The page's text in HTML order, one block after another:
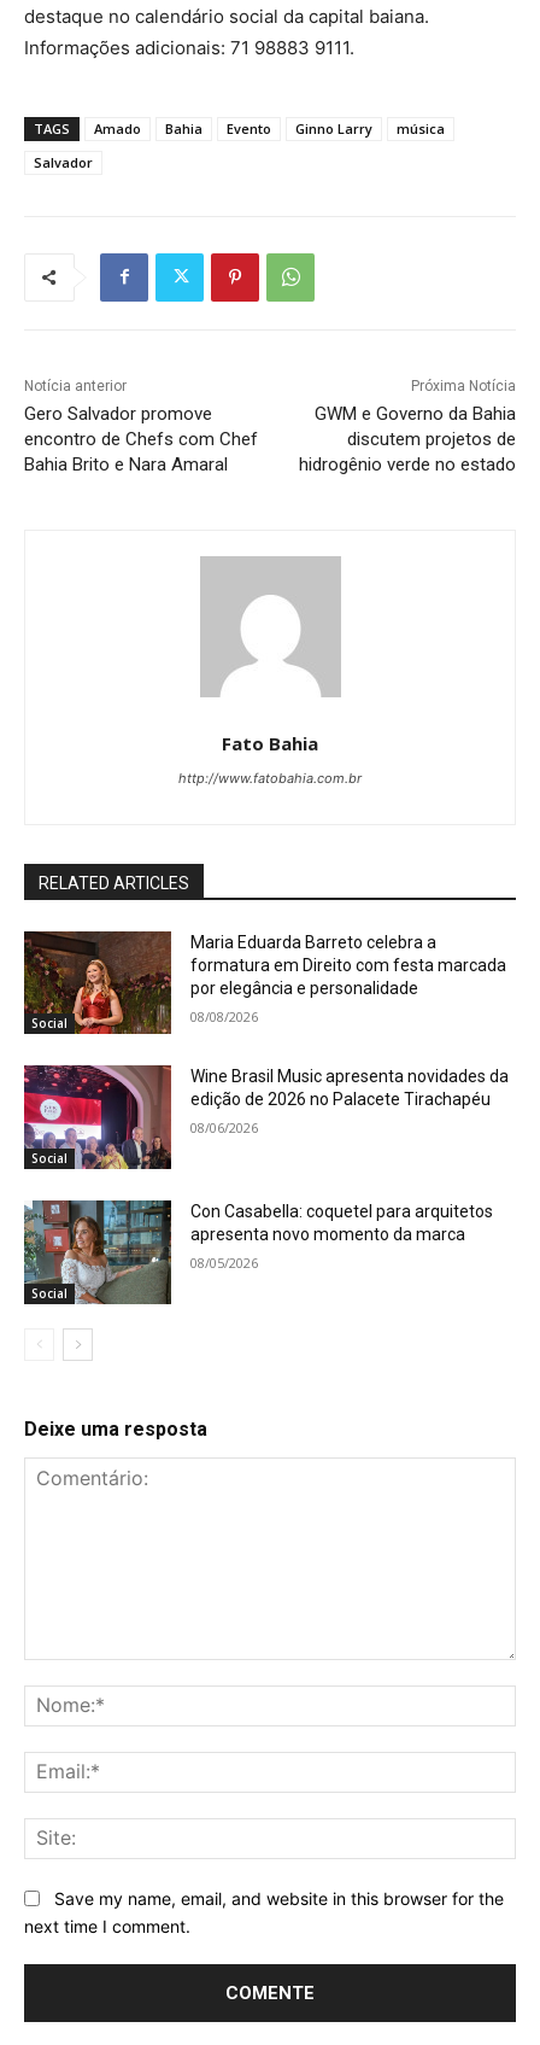
destaque no calendário social da capital baiana.
Informações adicionais: 71 98883 9111.
TAGS Amado Bahia Evento Ginno Larry
música
Salvador
Notícia anterior
Gero Salvador promove
encontro de Chefs com Chef
Bahia Brito e Nara Amaral
Próxima Notícia
GWM e Governo da Bahia
discutem projetos de
hidrogênio verde no estado
Fato Bahia
http://www.fatobahia.com.br
RELATED ARTICLES
Social
Maria Eduarda Barreto celebra a
formatura em Direito com festa marcada
por elegância e personalidade
08/08/2026
Social
Wine Brasil Music apresenta novidades da
edição de 2026 no Palacete Tirachapéu
08/06/2026
Social
Con Casabella: coquetel para arquitetos
apresenta novo momento da marca
08/05/2026
Deixe uma resposta
Save my name, email, and website in this browser for the
next time I comment.